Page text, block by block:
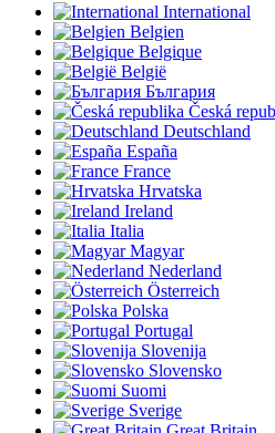
International
Belgien
Belgique
België
България
Česká
Deutschland
España
France
Hrvatska
Ireland
Italia
Magyar
Nederland
Österreich
Polska
Portugal
Slovenija
Slovensko
Suomi
Sverige